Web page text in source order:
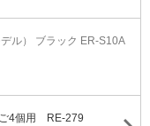
ル） ブラック ER-S10A
4個用 RE-279